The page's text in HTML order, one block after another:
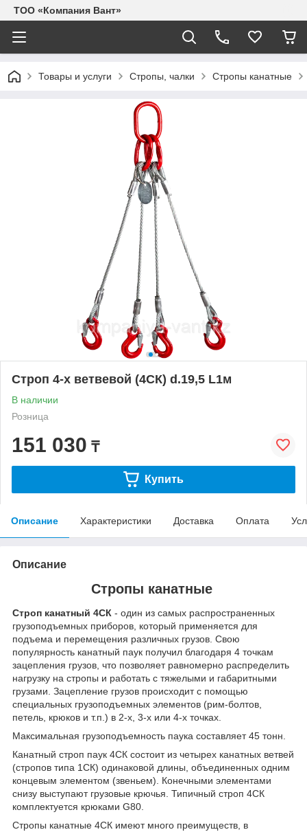
ТОО «Компания Вант»
Товары и услуги Стропы, чалки Стропы канатные
Строп 4-х ветвевой (4СК) d.19,5 L1м
В наличии
Розница
151 030 ₸
Купить
Описание Характеристики Доставка Оплата
Описание
Стропы канатные
Строп канатный 4СК - один из самых распространенных
грузоподъемных приборов, который применяется для
подъема и перемещения различных грузов. Свою
популярность канатный паук получил благодаря 4 точкам
зацепления грузов, что позволяет равномерно распределить
нагрузку на стропы и работать с тяжелыми и габаритными
грузами. Зацепление грузов происходит с помощью
специальных грузоподъемных элементов (рим-болтов,
петель, крюков и т.п.) в 2-х, 3-х или 4-х точках.
Максимальная грузоподъемность паука составляет 45 тонн.
Канатный строп паук 4СК состоит из четырех канатных ветвей
(стропов типа 1СК) одинаковой длины, объединенных одним
концевым элементом (звеньем). Конечными элементами
снизу выступают грузовые крючья. Типичный строп 4СК
комплектуется крюками G80.
Стропы канатные 4СК имеют много преимуществ, в